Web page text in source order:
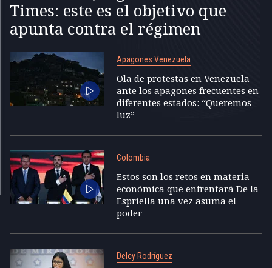
Times: este es el objetivo que
apunta contra el régimen
Apagones Venezuela
Ola de protestas en Venezuela
ante los apagones frecuentes en
diferentes estados: “Queremos
luz”
Colombia
Estos son los retos en materia
económica que enfrentará De la
Espriella una vez asuma el
poder
Delcy Rodríguez